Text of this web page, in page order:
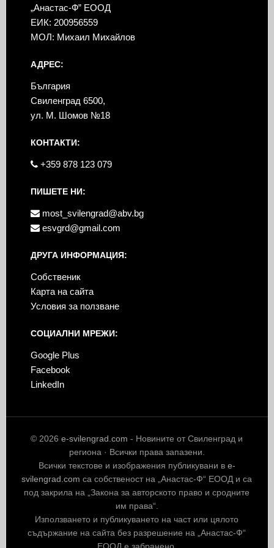
„Анастас-Ф” ЕООД
ЕИК: 200956559
МОЛ: Михаил Михайлов
АДРЕС:
България
Свиленград 6500,
ул. М. Шомов №18
КОНТАКТИ:
+359 878 123 079
ПИШЕТЕ НИ:
most_svilengrad@abv.bg
esvgrd@gmail.com
ДРУГА ИНФОРМАЦИЯ:
Собственик
Карта на сайта
Условия за ползване
СОЦИАЛНИ МРЕЖИ:
Google Plus
Facebook
LinkedIn
© 2026e-svilengrad.com - Новините от Свиленград и
региона · Всички права запазени.
Всички текстове и изображения публикувани в e-
svilengrad.com са собственост на „Анастас-Ф“ ЕООД и са
под закрила на „Закона за авторското право и сродните
им права“.
Използването и публикуването на част или цялото
съдържание на сайта без разрешение на „Анастас-Ф“
ЕООД е забранено.